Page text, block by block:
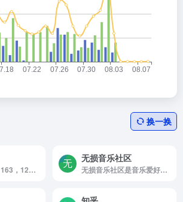
换一换
网易免费邮箱，163，126，yeah邮箱登陆
无损音乐社区
无损音乐社区是音乐爱好者的平台，找不到音乐来这里。